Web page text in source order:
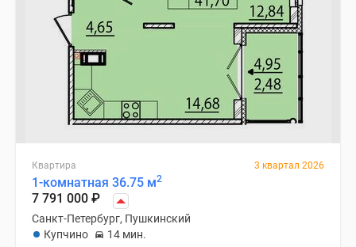
Квартира 3 квартал 2026
1-комнатная 36.75 м2
7 791 000 ₽
Санкт-Петербург, Пушкинский
Купчино
14 мин.